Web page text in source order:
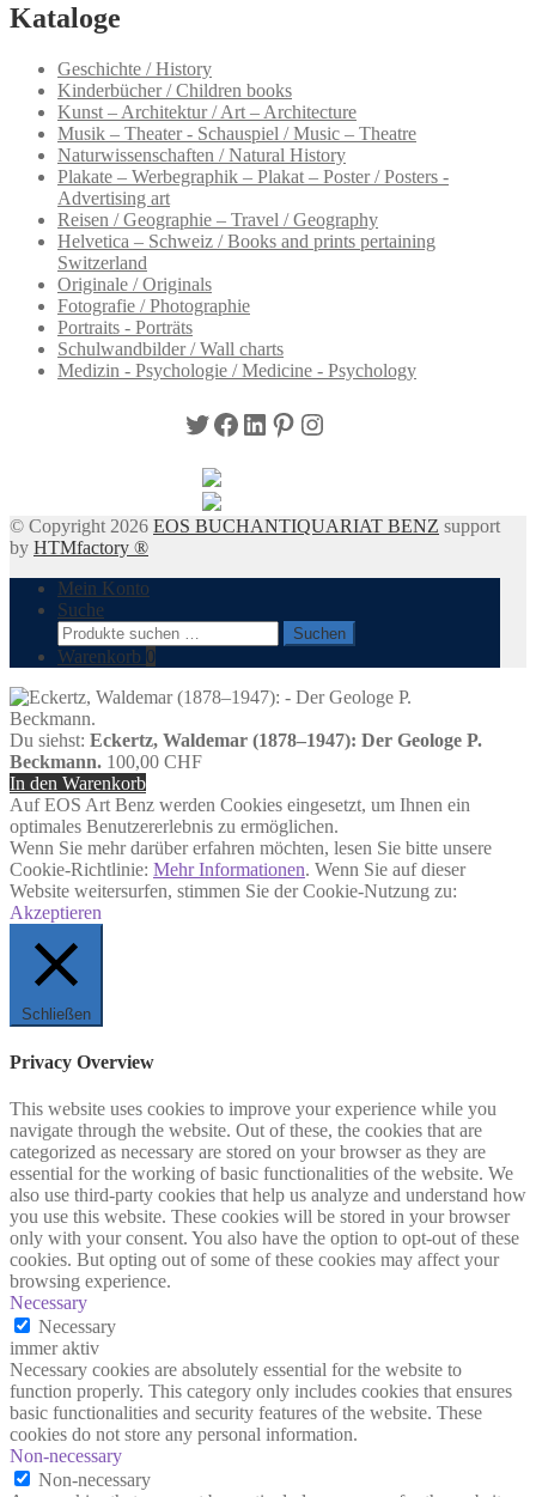
Kataloge
Geschichte / History
Kinderbücher / Children books
Kunst – Architektur / Art – Architecture
Musik – Theater - Schauspiel / Music – Theatre
Naturwissenschaften / Natural History
Plakate – Werbegraphik – Plakat – Poster / Posters -
Advertising art
Reisen / Geographie – Travel / Geography
Helvetica – Schweiz / Books and prints pertaining
Switzerland
Originale / Originals
Fotografie / Photographie
Portraits - Porträts
Schulwandbilder / Wall charts
Medizin - Psychologie / Medicine - Psychology
Twitter
Facebook
LinkedIn
Pinterest
Instagram
© Copyright 2026 EOS BUCHANTIQUARIAT BENZ support
by HTMfactory ®
Mein Konto
Suche
Suchen
nach:
Suchen
Warenkorb 0
Du siehst: Eckertz, Waldemar (1878–1947): Der Geologe P.
Beckmann. 100,00 CHF
In den Warenkorb
Auf EOS Art Benz werden Cookies eingesetzt, um Ihnen ein
optimales Benutzererlebnis zu ermöglichen.
Wenn Sie mehr darüber erfahren möchten, lesen Sie bitte unsere
Cookie-Richtlinie: Mehr Informationen. Wenn Sie auf dieser
Website weitersurfen, stimmen Sie der Cookie-Nutzung zu:
Akzeptieren
Schließen
Privacy Overview
This website uses cookies to improve your experience while you
navigate through the website. Out of these, the cookies that are
categorized as necessary are stored on your browser as they are
essential for the working of basic functionalities of the website. We
also use third-party cookies that help us analyze and understand how
you use this website. These cookies will be stored in your browser
only with your consent. You also have the option to opt-out of these
cookies. But opting out of some of these cookies may affect your
browsing experience.
Necessary
Necessary
immer aktiv
Necessary cookies are absolutely essential for the website to
function properly. This category only includes cookies that ensures
basic functionalities and security features of the website. These
cookies do not store any personal information.
Non-necessary
Non-necessary